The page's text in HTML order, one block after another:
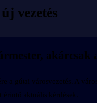
vezetés
akárcsak
a gútai városvezetés. A
aktuális kérdések.